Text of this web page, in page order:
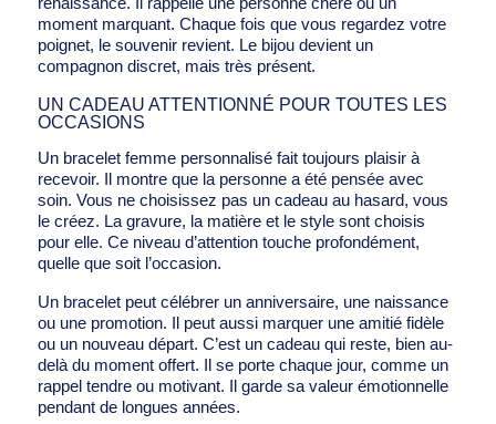
moment marquant. Chaque fois que vous regardez votre
poignet, le souvenir revient. Le bijou devient un
compagnon discret, mais très présent.
UN CADEAU ATTENTIONNÉ POUR TOUTES LES
OCCASIONS
Un bracelet femme personnalisé fait toujours plaisir à
recevoir. Il montre que la personne a été pensée avec
soin. Vous ne choisissez pas un cadeau au hasard, vous
le créez. La gravure, la matière et le style sont choisis
pour elle. Ce niveau d’attention touche profondément,
quelle que soit l’occasion.
Un bracelet peut célébrer un anniversaire, une naissance
ou une promotion. Il peut aussi marquer une amitié fidèle
ou un nouveau départ. C’est un cadeau qui reste, bien au-
delà du moment offert. Il se porte chaque jour, comme un
rappel tendre ou motivant. Il garde sa valeur émotionnelle
pendant de longues années.